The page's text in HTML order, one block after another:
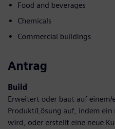
Food and beverages
Chemicals
Commercial buildings
Antrag
Build
Erweitert oder baut auf einem/
Produkt/Lösung auf, indem
wird, oder erstellt eine neue